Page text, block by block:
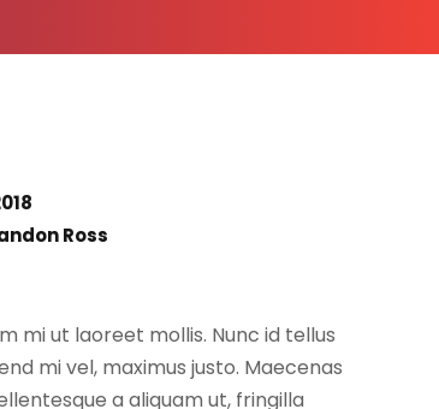
Ross
mi ut laoreet mollis. Nunc id tellus
mi vel, maximus justo. Maecenas
a aliquam ut, fringilla